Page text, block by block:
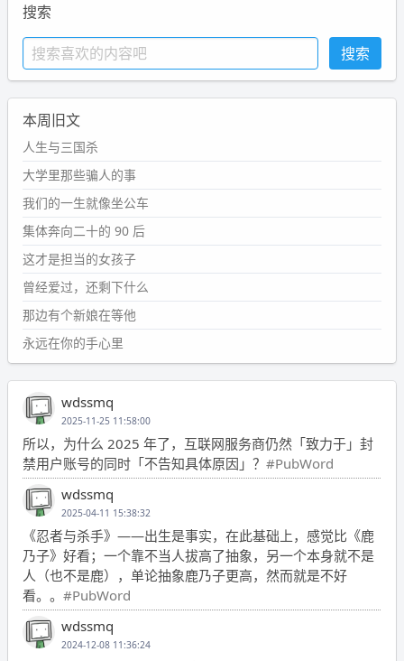
搜索
本周旧文
人生与三国杀
大学里那些骗人的事
我们的一生就像坐公车
集体奔向二十的 90 后
这才是担当的女孩子
曾经爱过，还剩下什么
那边有个新娘在等他
永远在你的手心里
wdssmq
2025-11-25 11:58:00
所以，为什么 2025 年了，互联网服务商仍然「致力于」封
禁用户账号的同时「不告知具体原因」？ #PubWord
wdssmq
2025-04-11 15:38:32
《忍者与杀手》——出生是事实，在此基础上，感觉比《鹿
乃子》好看；一个靠不当人拔高了抽象，另一个本身就不是
人（也不是鹿），单论抽象鹿乃子更高，然而就是不好
看。。 #PubWord
wdssmq
2024-12-08 11:36:24